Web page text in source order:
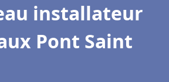
installateur
Pont Saint